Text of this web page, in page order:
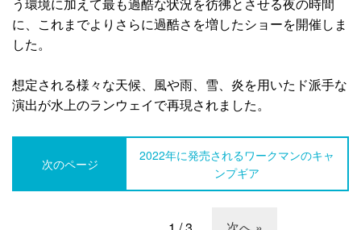
に、これまでよりさらに過酷さを増したショーを開催しま
した。
想定される様々な天候、風や雨、雪、炎を用いたド派手な
演出が水上のランウェイで再現されました。
次のページ
2022年に発売されるワークマンのキャ
ンプギア